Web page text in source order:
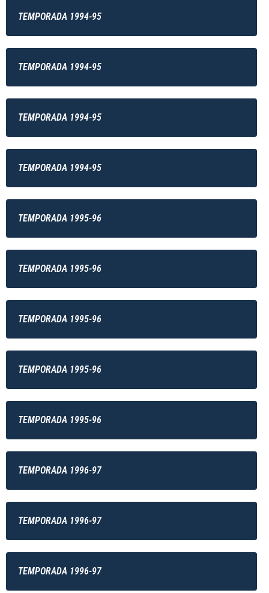
TEMPORADA 1994-95
TEMPORADA 1994-95
TEMPORADA 1994-95
TEMPORADA 1994-95
TEMPORADA 1995-96
TEMPORADA 1995-96
TEMPORADA 1995-96
TEMPORADA 1995-96
TEMPORADA 1995-96
TEMPORADA 1996-97
TEMPORADA 1996-97
TEMPORADA 1996-97